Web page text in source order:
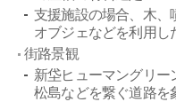
支援施設の場合、木、
オブジェなどを利用し
街路景観
新垈ヒューマングリ
松島などを繋ぐ道路を